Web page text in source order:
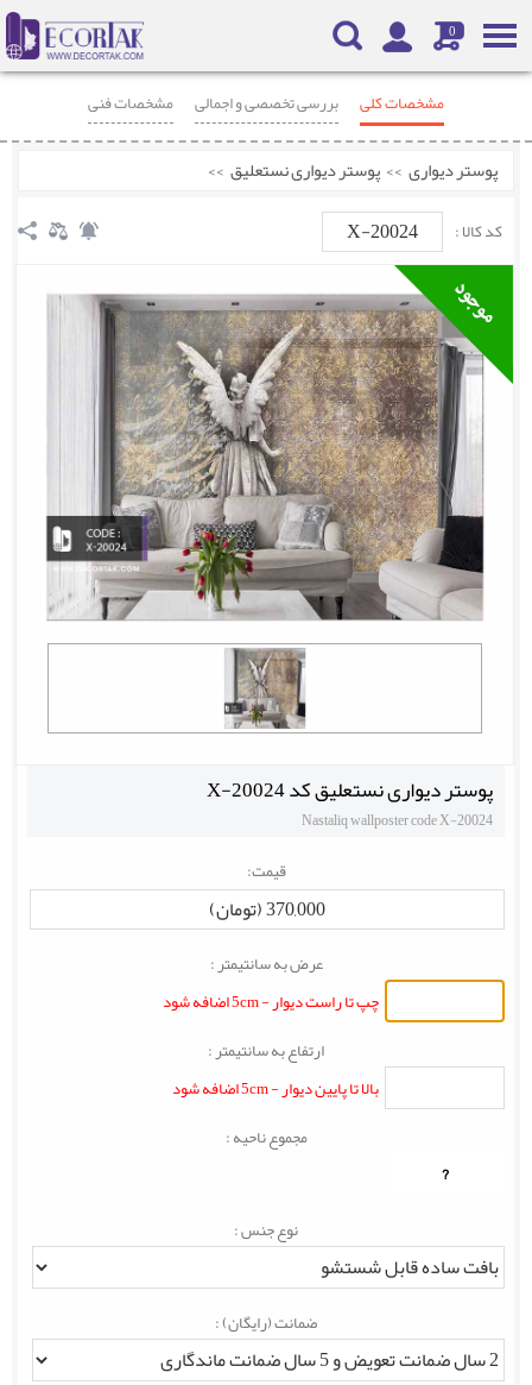
0
مشخصات کلی بررسی تخصصی و اجمالی
مشخصات فنی
محصولات مرتبط
پوستر دیواری >> پوستر دیواری نستعلیق >>
کد کالا : X-20024
پوستر دیواری نستعلیق کد X-20024
Nastaliq wallposter code X-20024
قیمت:
370,000 (تومان)
عرض به سانتیمتر :
چپ تا راست دیوار - 5cm اضافه شود
ارتفاع به سانتیمتر :
بالا تا پایین دیوار - 5cm اضافه شود
مجموع ناحیه :
?
نوع جنس :
ضمانت (رایگان) :